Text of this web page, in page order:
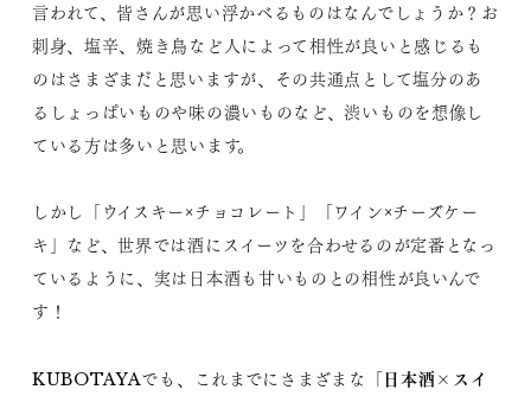
言われて、皆さんが思い浮かべるものはなんでしょうか？お
刺身、塩辛、焼き鳥など人によって相性が良いと感じるも
のはさまざまだと思いますが、その共通点として塩分のあ
るしょっぱいものや味の濃いものなど、渋いものを想像し
ている方は多いと思います。
しかし「ウイスキー×チョコレート」「ワイン×チーズケー
キ」など、世界では酒にスイーツを合わせるのが定番となっ
ているように、実は日本酒も甘いものとの相性が良いんで
す！
KUBOTAYAでも、これまでにさまざまな「日本酒×スイ